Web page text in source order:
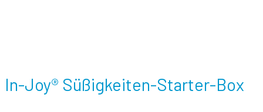
In-Joy® Süßigkeiten-Starter-Box